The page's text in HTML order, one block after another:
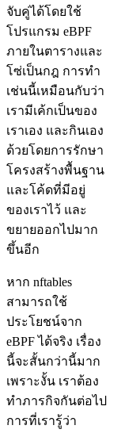
จับคู่ได้โดยใช้
โปรแกรม eBPF
ภายในตารางและ
โซ่เป็นกฎ การทำ
เช่นนี้เหมือนกับว่า
เรามีเค้กเป็นของ
เราเอง และกินเอง
ด้วยโดยการรักษา
โครงสร้างพื้นฐาน
และโค้ดที่มีอยู่
ของเราไว้ และ
ขยายออกไปมาก
ขึ้นอีก
หาก nftables
สามารถใช้
ประโยชน์จาก
eBPF ได้จริง เรื่อง
นี้จะสั้นกว่านี้มาก
เพราะงั้น เราต้อง
ทำภารกิจกันต่อไป
การที่เรารู้ว่า